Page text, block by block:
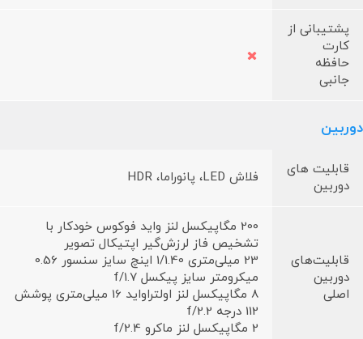
پشتیبانی از
کارت
حافظه
جانبی
دوربین
قابلیت های
دوربین
فلاش LED، پانوراما، HDR
قابلیت‌های
دوربین
اصلی
200 مگاپیکسل لنز واید فوکوس خودکار با
تشخیص فاز لرزش‌گیر اپتیکال تصویر
23 میلی‌متری 1/1.40 اینچ سایز سنسور 0.56
میکرومتر سایز پیکسل f/1.7
8 مگاپیکسل لنز اولتراواید 16 میلی‌متری پوشش
112 درجه f/2.2
2 مگاپیکسل لنز ماکرو f/2.4